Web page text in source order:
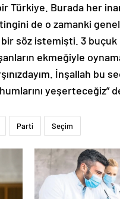
Türkiye. Burada her
de o zamanki genel
söz istemişti. 3
ekmeğiyle
İnşallah bu
yeşerteceğiz”
Parti Seçim